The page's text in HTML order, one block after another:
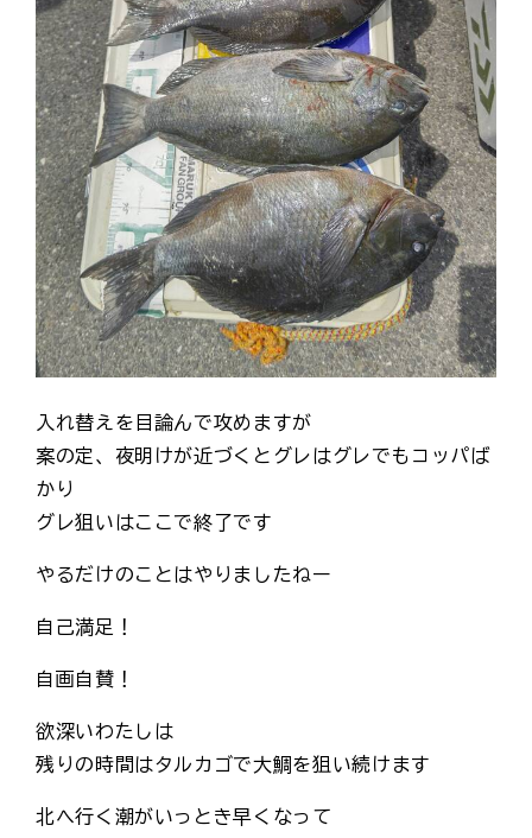
入れ替えを目論んで攻めますが
案の定、夜明けが近づくとグレはグレでもコッパば
かり
グレ狙いはここで終了です
やるだけのことはやりましたねー
自己満足！
自画自賛！
欲深いわたしは
残りの時間はタルカゴで大鯛を狙い続けます
北へ行く潮がいっとき早くなって